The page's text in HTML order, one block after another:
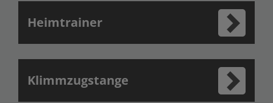
Heimtrainer
Klimmzugstange